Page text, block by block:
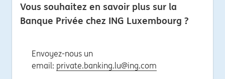
Vous souhaitez en savoir plus sur la
Banque Privée chez ING Luxembourg ?
Envoyez-nous un
email: private.banking.lu@ing.com